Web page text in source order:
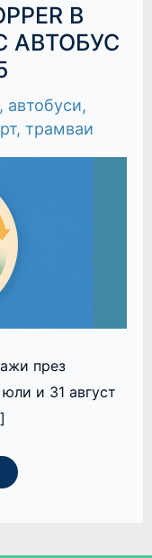
В
АВТОБУС
автобуси,
, трамваи
през
и 31 август